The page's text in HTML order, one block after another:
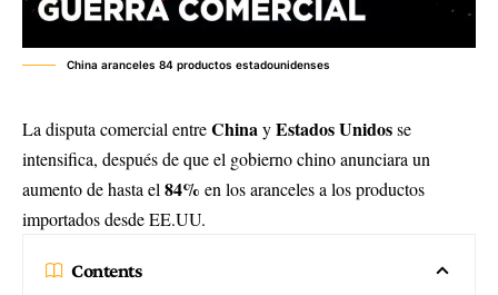
China aranceles 84 productos estadounidenses
La disputa comercial entreChinayEstados Unidosse
intensifica, después de que el gobierno chino anunciara un
aumento de hasta el 84% en los aranceles a los productos
importados desde EE.UU.
Contents